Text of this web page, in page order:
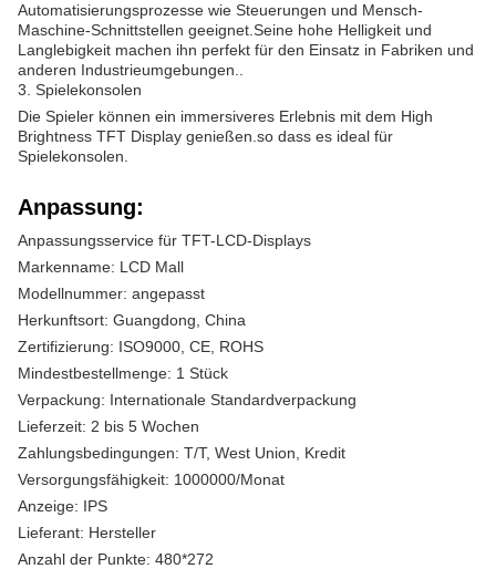
Automatisierungsprozesse wie Steuerungen und Mensch-
Maschine-Schnittstellen geeignet.Seine hohe Helligkeit und
Langlebigkeit machen ihn perfekt für den Einsatz in Fabriken und
anderen Industrieumgebungen..
3. Spielekonsolen
Die Spieler können ein immersiveres Erlebnis mit dem High
Brightness TFT Display genießen.so dass es ideal für
Spielekonsolen.
Anpassung:
Anpassungsservice für TFT-LCD-Displays
Markenname: LCD Mall
Modellnummer: angepasst
Herkunftsort: Guangdong, China
Zertifizierung: ISO9000, CE, ROHS
Mindestbestellmenge: 1 Stück
Verpackung: Internationale Standardverpackung
Lieferzeit: 2 bis 5 Wochen
Zahlungsbedingungen: T/T, West Union, Kredit
Versorgungsfähigkeit: 1000000/Monat
Anzeige: IPS
Lieferant: Hersteller
Anzahl der Punkte: 480*272